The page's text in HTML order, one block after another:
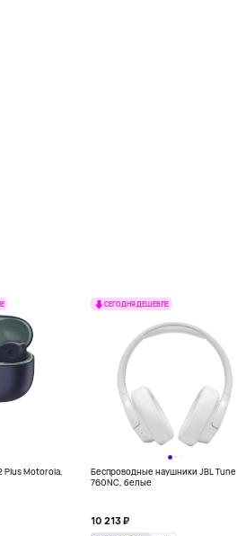
Plus Motorola,
СЕГОДНЯ ДЕШЕВЛЕ
Беспроводные наушники JBL Tune
760NC, белые
10 213 ₽